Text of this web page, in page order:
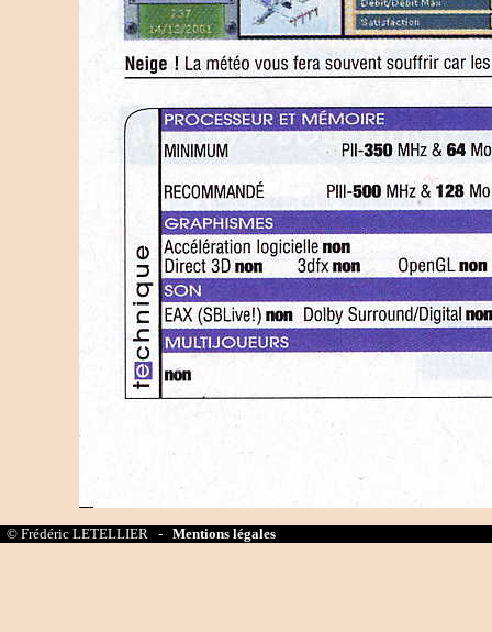
© Frédéric LETELLIER - Mentions légales